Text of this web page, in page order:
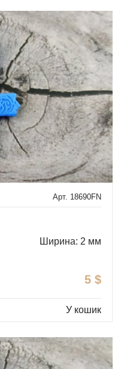
Арт. 18690FN
Ширина: 2 мм
5 $
У кошик